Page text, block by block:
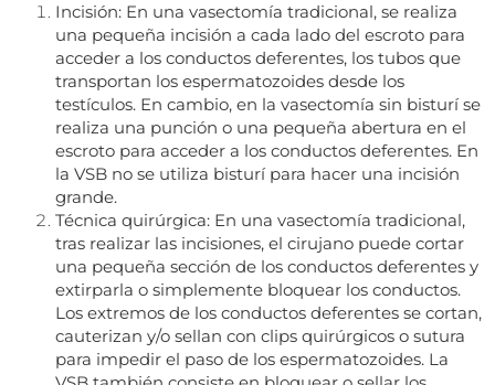
Incisión: En una vasectomía tradicional, se realiza
una pequeña incisión a cada lado del escroto para
acceder a los conductos deferentes, los tubos que
transportan los espermatozoides desde los
testículos. En cambio, en la vasectomía sin bisturí se
realiza una punción o una pequeña abertura en el
escroto para acceder a los conductos deferentes. En
la VSB no se utiliza bisturí para hacer una incisión
grande.
Técnica quirúrgica: En una vasectomía tradicional,
tras realizar las incisiones, el cirujano puede cortar
una pequeña sección de los conductos deferentes y
extirparla o simplemente bloquear los conductos.
Los extremos de los conductos deferentes se cortan,
cauterizan y/o sellan con clips quirúrgicos o sutura
para impedir el paso de los espermatozoides. La